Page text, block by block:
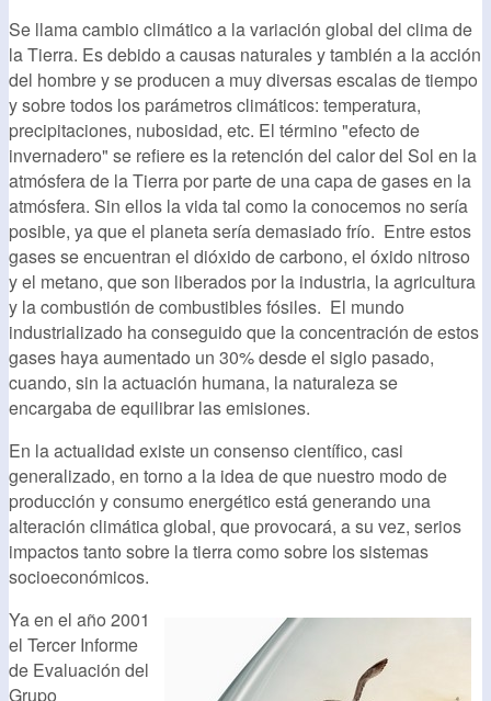
Se llama cambio climático a la variación global del clima de
la Tierra. Es debido a causas naturales y también a la acción
del hombre y se producen a muy diversas escalas de tiempo
y sobre todos los parámetros climáticos: temperatura,
precipitaciones, nubosidad, etc. El término "efecto de
invernadero" se refiere es la retención del calor del Sol en la
atmósfera de la Tierra por parte de una capa de gases en la
atmósfera. Sin ellos la vida tal como la conocemos no sería
posible, ya que el planeta sería demasiado frío. Entre estos
gases se encuentran el dióxido de carbono, el óxido nitroso
y el metano, que son liberados por la industria, la agricultura
y la combustión de combustibles fósiles. El mundo
industrializado ha conseguido que la concentración de estos
gases haya aumentado un 30% desde el siglo pasado,
cuando, sin la actuación humana, la naturaleza se
encargaba de equilibrar las emisiones.
En la actualidad existe un consenso científico, casi
generalizado, en torno a la idea de que nuestro modo de
producción y consumo energético está generando una
alteración climática global, que provocará, a su vez, serios
impactos tanto sobre la tierra como sobre los sistemas
socioeconómicos.
Ya en el año 2001
el Tercer Informe
de Evaluación del
Grupo